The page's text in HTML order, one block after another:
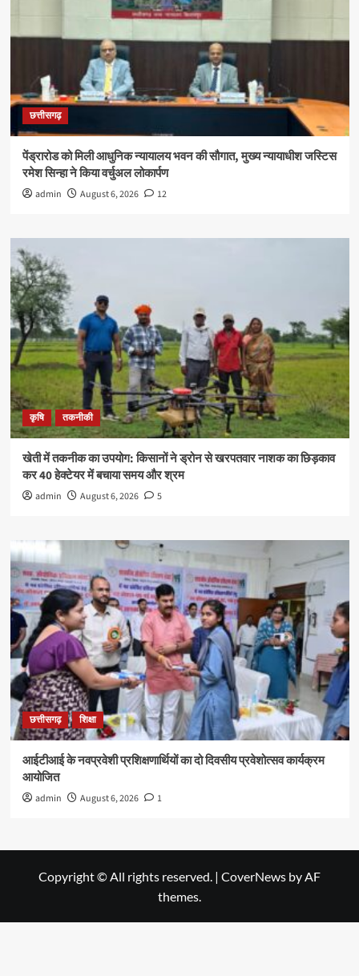
छत्तीसगढ़
पेंड्रारोड को मिली आधुनिक न्यायालय भवन की सौगात, मुख्य न्यायाधीश जस्टिस
रमेश सिन्हा ने किया वर्चुअल लोकार्पण
admin August 6, 2026 12
कृषि तकनीकी
खेती में तकनीक का उपयोग: किसानों ने ड्रोन से खरपतवार नाशक का छिड़काव
कर 40 हेक्टेयर में बचाया समय और श्रम
admin August 6, 2026 5
छत्तीसगढ़ शिक्षा
आईटीआई के नवप्रवेशी प्रशिक्षणार्थियों का दो दिवसीय प्रवेशोत्सव कार्यक्रम
आयोजित
admin August 6, 2026 1
Copyright © All rights reserved. | CoverNews by AF
themes.